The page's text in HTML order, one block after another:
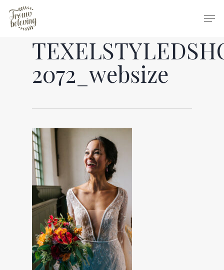
Hit enter to search or ESC to close
2072_websize